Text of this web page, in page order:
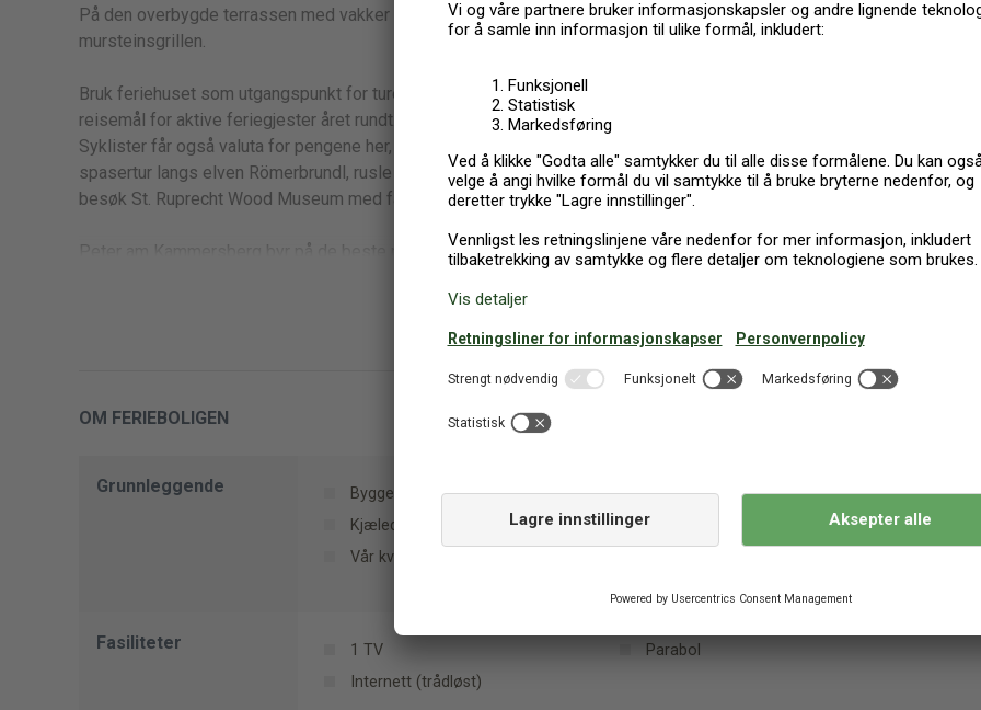
På den overbygde terrassen med vakker utsikt over det pittoreske landskapet kan du nyte deilige retter fra
mursteinsgrillen.
Bruk feriehuset som utgangspunkt for turer opp det lokale fjellet, det 2474 meter høye Greim. Dette er et populært
reisemål for aktive feriegjester året rundt. På klare dager kan du nyte et panorama uten sidestykke fra toppen.
Syklister får også valuta for pengene her, med et godt utbygd nettverk av stier som starter like ved huset. Ta en
spasertur langs elven Römerbrundl, rusle gjennom den koselige landsbyen, ha piknik midt i den vakre naturen og
besøk St. Ruprecht Wood Museum med familien.
Peter am Kammersberg byr på de beste mulighetene for en uforglemmelig ferie.
OM FERIEBOLIGEN
Grunnleggende Bygge materiale: Tre/Sten
Utsikt over landskap
Kjæledyr: 0
Bygget (år): 2022
Vår kvalitetsvurdering: 4
Fasiliteter 1 TV
Parabol
Internett (trådløst)